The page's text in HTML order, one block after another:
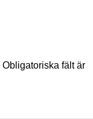
Obligatoriska fält är